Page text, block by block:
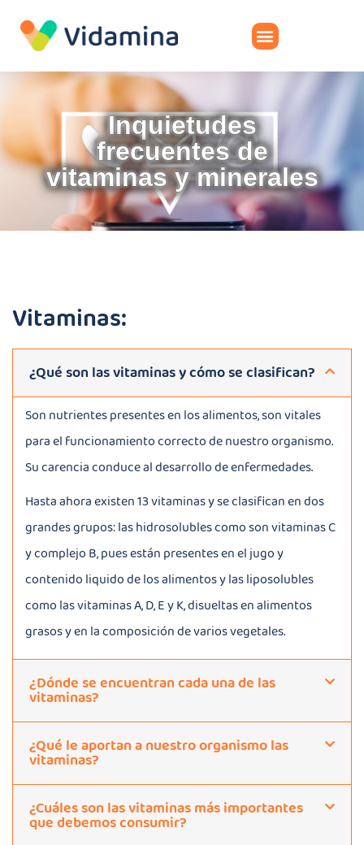
Inquietudes
frecuentes de
vitaminas y minerales
Vitaminas:
¿Qué son las vitaminas y cómo se clasifican?
Son nutrientes presentes en los alimentos, son vitales
para el funcionamiento correcto de nuestro organismo.
Su carencia conduce al desarrollo de enfermedades.
Hasta ahora existen 13 vitaminas y se clasifican en dos
grandes grupos: las hidrosolubles como son vitaminas C
y complejo B, pues están presentes en el jugo y
contenido liquido de los alimentos y las liposolubles
como las vitaminas A, D, E y K, disueltas en alimentos
grasos y en la composición de varios vegetales.
¿Dónde se encuentran cada una de las
vitaminas?
¿Qué le aportan a nuestro organismo las
vitaminas?
¿Cuáles son las vitaminas más importantes
que debemos consumir?